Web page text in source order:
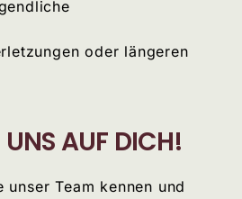
oder längeren
UNS AUF DICH!
Team kennen und